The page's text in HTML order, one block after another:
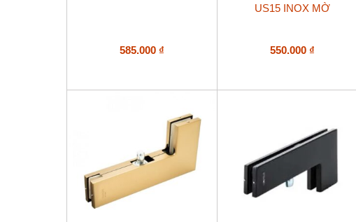
585.000 ₫
US15 INOX MỜ
550.000 ₫